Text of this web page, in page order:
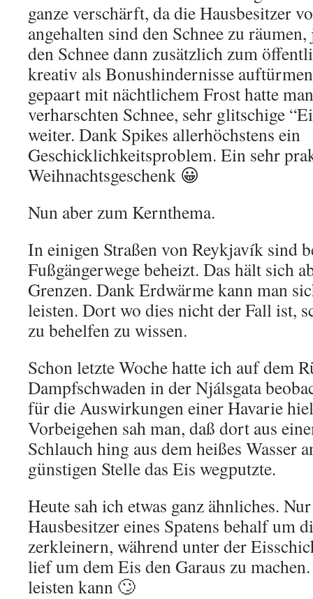
ganze verschärft, da die Hausbesitzer
angehalten sind den Schnee zu
den Schnee dann zusätzlich zum
kreativ als Bonushindernisse
gepaart mit nächtlichem Frost hatte
verharschten Schnee, sehr glitschige
weiter. Dank Spikes allerhöchstens ein
Geschicklichkeitsproblem. Ein sehr
Weihnachtsgeschenk 😀
Nun aber zum Kernthema.
In einigen Straßen von Reykjavík sind
Fußgängerwege beheizt. Das hält sich
Grenzen. Dank Erdwärme kann man
leisten. Dort wo dies nicht der Fall ist,
zu behelfen zu wissen.
Schon letzte Woche hatte ich auf dem
Dampfschwaden in der Njálsgata
für die Auswirkungen einer Havarie
Vorbeigehen sah man, daß dort aus
Schlauch hing aus dem heißes Wasser
günstigen Stelle das Eis wegputzte.
Heute sah ich etwas ganz ähnliches.
Hausbesitzer eines Spatens behalf um
zerkleinern, während unter der
lief um dem Eis den Garaus zu
leisten kann 🙄